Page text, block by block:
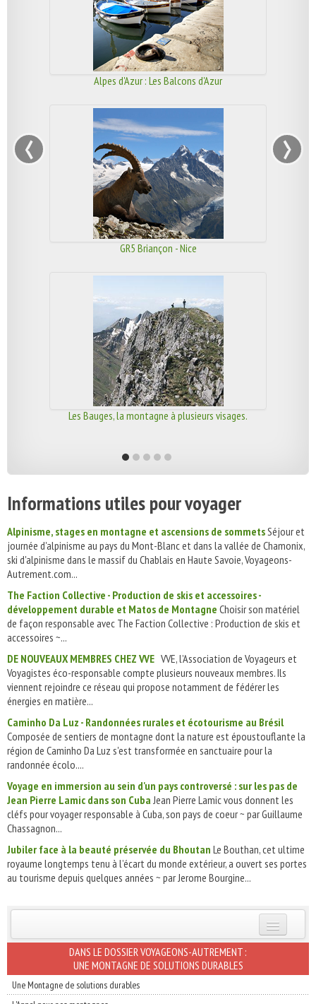
Alpes d'Azur : Les Balcons d'Azur
GR5 Briançon - Nice
Les Bauges, la montagne à plusieurs visages.
‹ ›
Informations utiles pour voyager
Alpinisme, stages en montagne et ascensions de sommetsSéjour et
journée d'alpinisme au pays du Mont-Blanc et dans la vallée de Chamonix,
ski d'alpinisme dans le massif du Chablais en Haute Savoie, Voyageons-
Autrement.com...
The Faction Collective - Production de skis et accessoires -
développement durable et Matos de Montagne Choisir son matériel
de façon responsable avec The Faction Collective : Production de skis et
accessoires ~...
DE NOUVEAUX MEMBRES CHEZ VVE VVE, l’Association de Voyageurs et
Voyagistes éco-responsable compte plusieurs nouveaux membres. Ils
viennent rejoindre ce réseau qui propose notamment de fédérer les
énergies en matière...
Caminho Da Luz - Randonnées rurales et écotourisme au Brésil
Composée de sentiers de montagne dont la nature est époustouflante la
région de Caminho Da Luz s'est transformée en sanctuaire pour la
randonnée écolo....
Voyage en immersion au sein d'un pays controversé : sur les pas de
Jean Pierre Lamic dans son Cuba Jean Pierre Lamic vous donnent les
cléfs pour voyager responsable à Cuba, son pays de coeur ~ par Guillaume
Chassagnon...
Jubiler face à la beauté préservée du Bhoutan Le Bouthan, cet ultime
royaume longtemps tenu à l’écart du monde extérieur, a ouvert ses portes
au tourisme depuis quelques années ~ par Jerome Bourgine...
INSCRIVEZ-VOUS | ABONNEZ-VOUS
DANS LE DOSSIER VOYAGEONS-AUTREMENT :
UNE MONTAGNE DE SOLUTIONS DURABLES
Une Montagne de solutions durables